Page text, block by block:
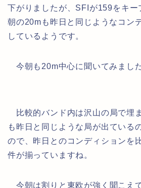
下がりましたが、SFIが159をキー
朝の20mも昨日と同じようなコン
しているようです。
今朝も20m中心に聞いてみました
比較的バンド内は沢山の局で埋
も昨日と同じような局が出ている
ので、昨日とのコンディションを
件が揃っていますね。
今朝は割りと東欧が強く聞こえ